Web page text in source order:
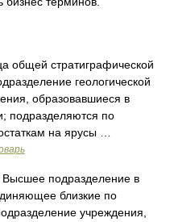
общей стратиграфической
геологической
образовавшиеся в
подразделяются по
на ярусы …
подразделение в
близкие по
учреждения,